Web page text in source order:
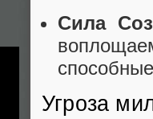
Сила
Угроза